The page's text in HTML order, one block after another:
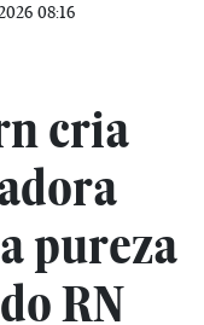
08:16
cria
pureza
RN